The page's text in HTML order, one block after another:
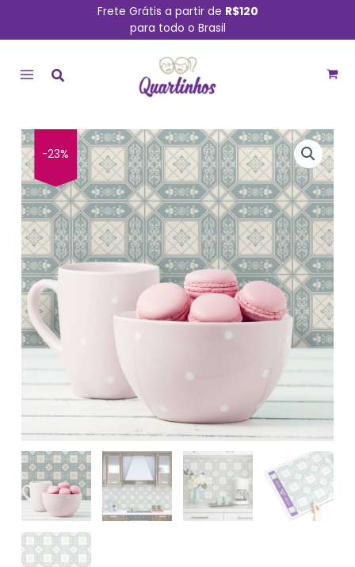
conteúdo
Frete Grátis a partir de R$120
para todo o Brasil
MENU
-23%
Adesivo
de
Azulejo
Azul
Porcelana
Cozinha
quantidade